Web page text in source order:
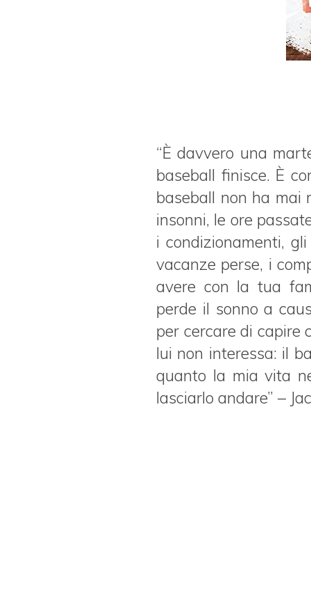
“È davvero una
baseball finisce. È
baseball non ha mai
insonni, le ore
i condizionamenti,
vacanze perse, i
avere con la tua
perde il sonno a
per cercare di capire
lui non interessa: il
quanto la mia vita
lasciarlo andare” –